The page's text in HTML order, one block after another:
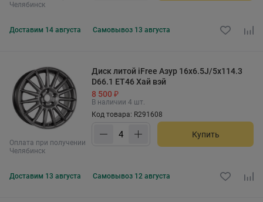
Челябинск
Доставим 14 августа Самовывоз 13 августа
Оплата при получении
Челябинск
Диск литой iFree Азур 16x6.5J/5x114.3
D66.1 ET46 Хай вэй
8 500 ₽
В наличии 4 шт.
Код товара: R291608
Купить
Доставим 13 августа Самовывоз 12 августа